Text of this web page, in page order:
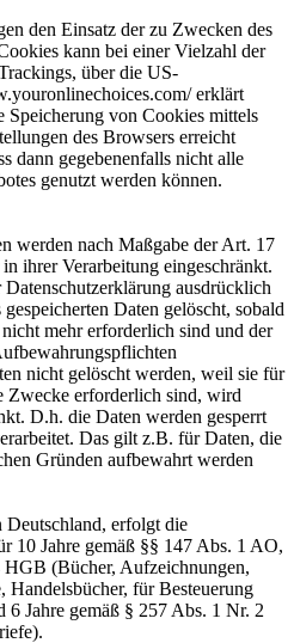
den Einsatz der zu Zwecken des
kann bei einer Vielzahl der
über die US-
erklärt
Speicherung von Cookies mittels
des Browsers erreicht
dann gegebenenfalls nicht alle
genutzt werden können.
werden nach Maßgabe der Art. 17
ihrer Verarbeitung eingeschränkt.
ausdrücklich
Daten gelöscht, sobald
mehr erforderlich sind und der
nicht gelöscht werden, weil sie für
Zwecke erforderlich sind, wird
D.h. die Daten werden gesperrt
Das gilt z.B. für Daten, die
Gründen aufbewahrt werden
Deutschland, erfolgt die
10 Jahre gemäß §§ 147 Abs. 1 AO,
(Bücher, Aufzeichnungen,
Handelsbücher, für Besteuerung
6 Jahre gemäß § 257 Abs. 1 Nr. 2